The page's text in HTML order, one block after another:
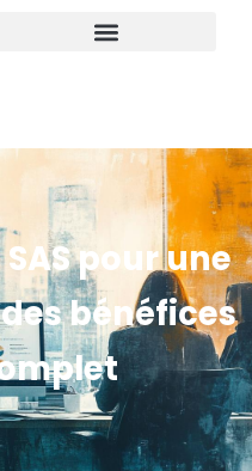
pour une
bénéfices